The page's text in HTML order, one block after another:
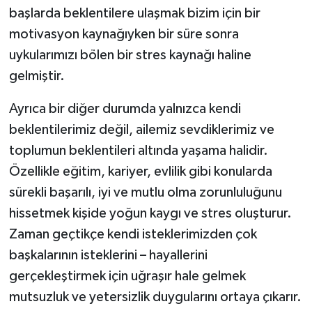
başlarda beklentilere ulaşmak bizim için bir
motivasyon kaynağıyken bir süre sonra
uykularımızı bölen bir stres kaynağı haline
gelmiştir.
Ayrıca bir diğer durumda yalnızca kendi
beklentilerimiz değil, ailemiz sevdiklerimiz ve
toplumun beklentileri altında yaşama halidir.
Özellikle eğitim, kariyer, evlilik gibi konularda
sürekli başarılı, iyi ve mutlu olma zorunluluğunu
hissetmek kişide yoğun kaygı ve stres oluşturur.
Zaman geçtikçe kendi isteklerimizden çok
başkalarının isteklerini – hayallerini
gerçekleştirmek için uğraşır hale gelmek
mutsuzluk ve yetersizlik duygularını ortaya çıkarır.